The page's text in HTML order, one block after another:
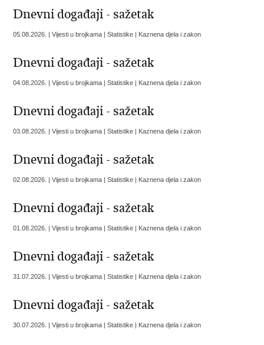
Dnevni događaji - sažetak
05.08.2026. | Vijesti u brojkama | Statistike | Kaznena djela i zakon
Dnevni događaji - sažetak
04.08.2026. | Vijesti u brojkama | Statistike | Kaznena djela i zakon
Dnevni događaji - sažetak
03.08.2026. | Vijesti u brojkama | Statistike | Kaznena djela i zakon
Dnevni događaji - sažetak
02.08.2026. | Vijesti u brojkama | Statistike | Kaznena djela i zakon
Dnevni događaji - sažetak
01.08.2026. | Vijesti u brojkama | Statistike | Kaznena djela i zakon
Dnevni događaji - sažetak
31.07.2026. | Vijesti u brojkama | Statistike | Kaznena djela i zakon
Dnevni događaji - sažetak
30.07.2026. | Vijesti u brojkama | Statistike | Kaznena djela i zakon